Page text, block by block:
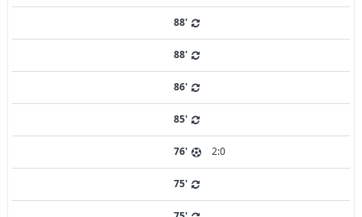
88'
88'
86'
85'
76' 2:0
75'